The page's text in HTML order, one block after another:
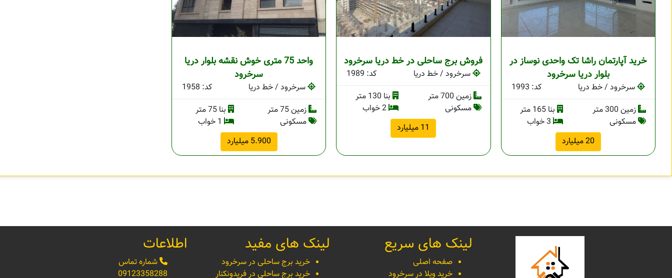
خرید آپارتمان راشا تک واحدی نوساز در
بلوار دریا سرخرود
سرخرود / خط دریا
کد: 1993
زمین 300 متر
بنا 165 متر
مسکونی
3 خواب
20 میلیارد
فروش برج ساحلی در خط دریا سرخرود
سرخرود / خط دریا
کد: 1989
زمین 700 متر
بنا 130 متر
مسکونی
2 خواب
11 میلیارد
واحد 75 متری خوش نقشه بلوار دریا
سرخرود
سرخرود / خط دریا
کد: 1958
زمین 75 متر
بنا 75 متر
مسکونی
5.900 میلیارد
لینک های سریع
صفحه اصلی
خرید ویلا در سرخرود
لینک های مفید
خرید برج ساحلی در سرخرود
خرید برج ساحلی در فریدونکنار
اطلاعات
شماره تماس
09123358288